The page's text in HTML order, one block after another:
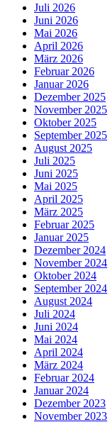
Juli 2026
Juni 2026
Mai 2026
April 2026
März 2026
Februar 2026
Januar 2026
Dezember 2025
November 2025
Oktober 2025
September 2025
August 2025
Juli 2025
Juni 2025
Mai 2025
April 2025
März 2025
Februar 2025
Januar 2025
Dezember 2024
November 2024
Oktober 2024
September 2024
August 2024
Juli 2024
Juni 2024
Mai 2024
April 2024
März 2024
Februar 2024
Januar 2024
Dezember 2023
November 2023